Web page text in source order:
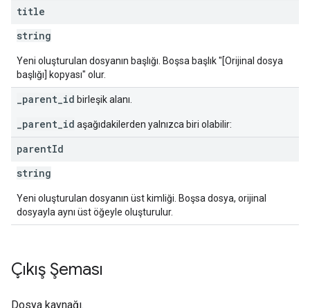
title
string
Yeni oluşturulan dosyanın başlığı. Boşsa başlık "[Orijinal dosya
başlığı] kopyası" olur.
_parent_id birleşik alanı.
_parent_id aşağıdakilerden yalnızca biri olabilir:
parentId
string
Yeni oluşturulan dosyanın üst kimliği. Boşsa dosya, orijinal
dosyayla aynı üst öğeyle oluşturulur.
Çıkış Şeması
Dosya kaynağı.